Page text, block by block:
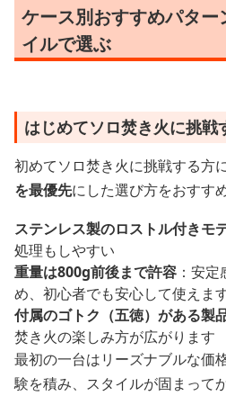
ケース別おすすめパター
イルで選ぶ
はじめてソロ焚き火に挑戦
初めてソロ焚き火に挑戦する方に
を最優先にした選び方をおすす
ステンレス製のロストル付きモ
処理もしやすい
重量は800g前後まで許容 ：安
め、初心者でも安心して使えま
付属のゴトク（五徳）がある製
焚き火の楽しみ方が広がります
最初の一台はリーズナブルな価
験を積み、スタイルが固まって